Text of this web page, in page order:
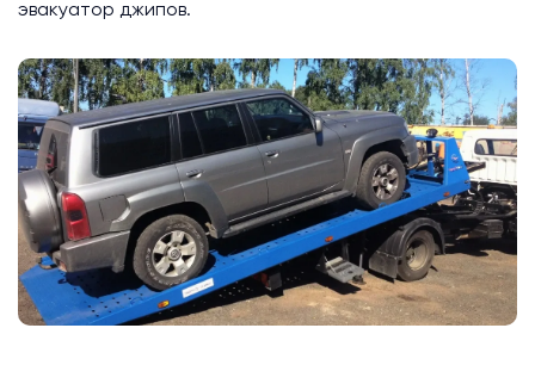
эвакуатор джипов.